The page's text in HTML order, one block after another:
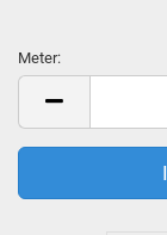
Meter:
Meter